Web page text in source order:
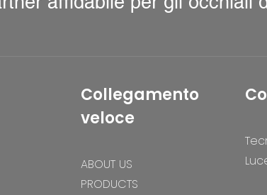
Collegamento
veloce
ABOUT US
PRODUCTS